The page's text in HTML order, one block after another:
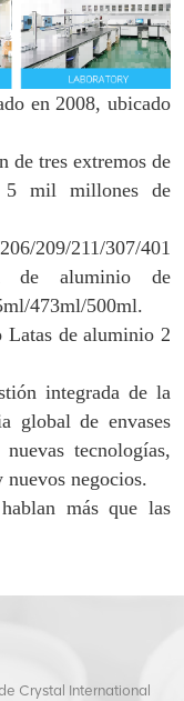
en 2008, ubicado
de tres extremos de
5 mil millones de
209/211/307/401
de aluminio de
473ml/500ml.
Latas de aluminio 2
integrada de la
global de envases
tecnologías,
negocios.
más que las
Crystal International